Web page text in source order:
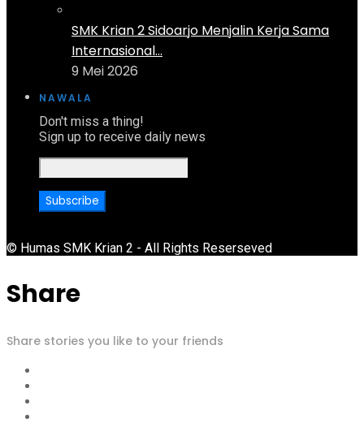
SMK Krian 2 Sidoarjo Menjalin Kerja Sama
Internasional...
9 Mei 2026
NAWALA
Don't miss a thing!
Sign up to receive daily news
© Humas SMK Krian 2 - All Rights Reserseved
Share
Share stories you like to your friends